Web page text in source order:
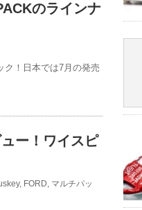
のラインナ
ク！日本では7月の発売
ー！ワイスピ
, FORD, マルチパッ